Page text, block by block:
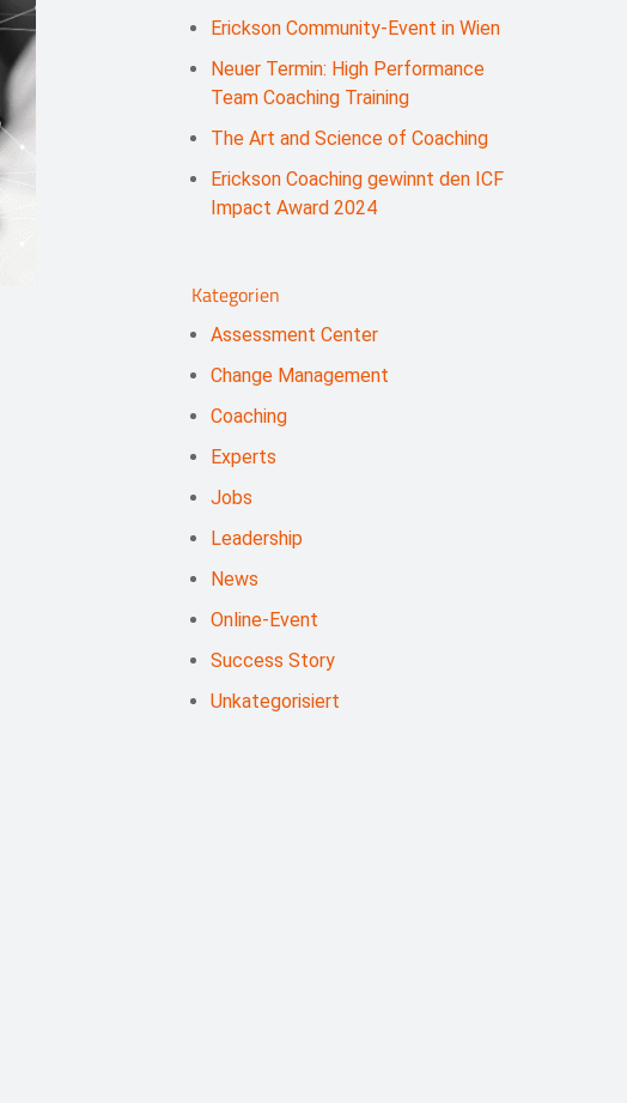
Erickson Community-Event in Wien
Neuer Termin: High Performance
Team Coaching Training
The Art and Science of Coaching
Erickson Coaching gewinnt den ICF
Impact Award 2024
Kategorien
Assessment Center
Change Management
Coaching
Experts
Jobs
Leadership
News
Online-Event
Success Story
Unkategorisiert